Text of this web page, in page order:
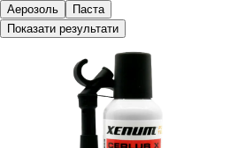
Аерозоль
Паста
Показати результати